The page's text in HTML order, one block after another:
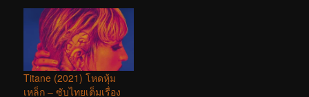
Titane (2021) โหดหุ้ม
เหล็ก – ซับไทยเต็มเรื่อง